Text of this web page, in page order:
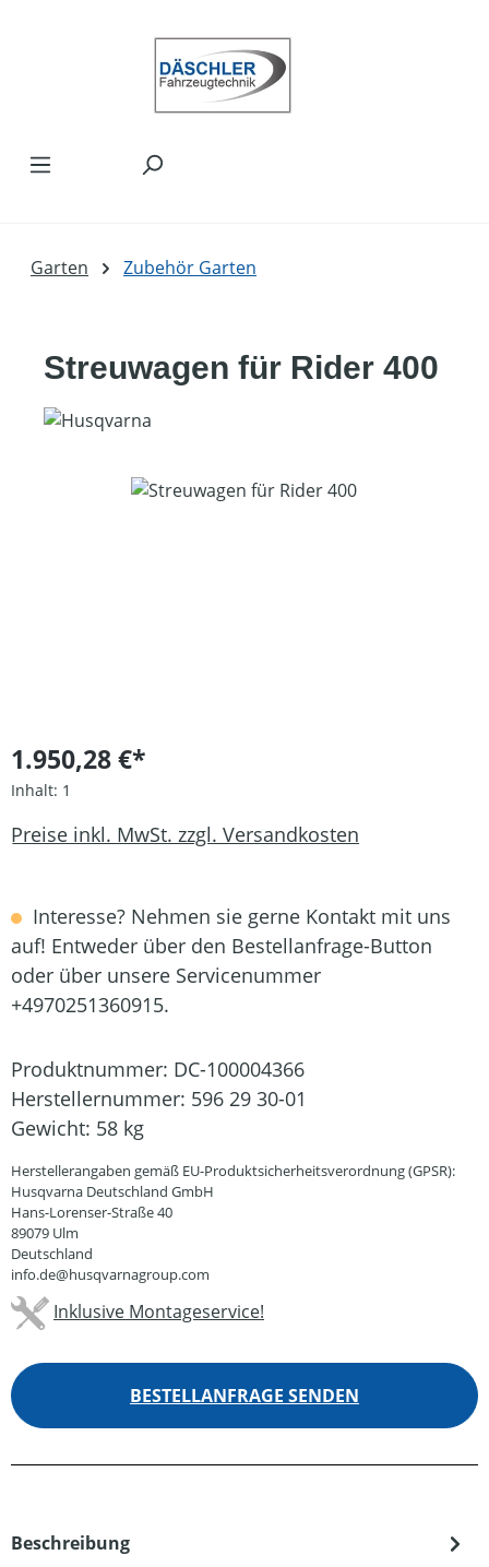
Garten Zubehör Garten
Streuwagen für Rider 400
Bildergalerie überspringen
1.950,28 €*
Inhalt: 1
Preise inkl. MwSt. zzgl. Versandkosten
Interesse? Nehmen sie gerne Kontakt mit uns
auf! Entweder über den Bestellanfrage-Button
oder über unsere Servicenummer
+4970251360915.
Produktnummer: DC-100004366
Herstellernummer: 596 29 30-01
Gewicht: 58 kg
Herstellerangaben gemäß EU-Produktsicherheitsverordnung (GPSR):
Husqvarna Deutschland GmbH
Hans-Lorenser-Straße 40
89079 Ulm
Deutschland
info.de@husqvarnagroup.com
Inklusive Montageservice!
BESTELLANFRAGE SENDEN
Beschreibung